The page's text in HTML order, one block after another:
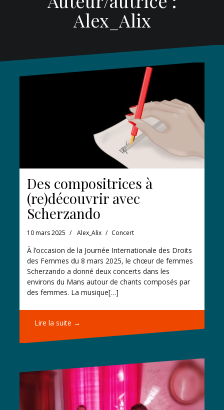
Alex_Alix
Des compositrices à
(re)découvrir avec
Scherzando
10 mars 2025 Alex_Alix Concert
À l’occasion de la Journée Internationale des Droits
des Femmes du 8 mars 2025, le chœur de femmes
Scherzando a donné deux concerts dans les
environs du Mans autour de chants composés par
des femmes. La musique[…]
Lire la suite →